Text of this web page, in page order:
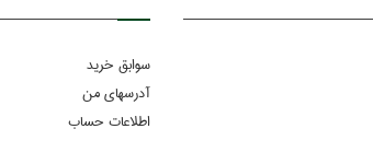
سوابق خرید
آدرسهای من
اطلاعات حساب